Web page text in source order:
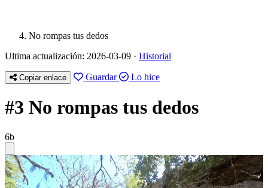
No rompas tus dedos
Ultima actualización: 2026-03-09 · Historial
Copiar enlace Guardar Lo hice
#3 No rompas tus dedos
6b